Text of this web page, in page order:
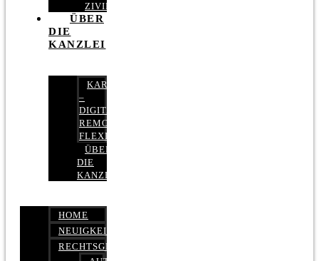
ZIVILRECHT
ÜBER
DIE
KANZLEI
KARRIERE
–
DIGITAL,
REMOTE,
FLEXIBEL
ÜBER
DIE
KANZLEI
HOME
NEUIGKEITEN
RECHTSGEBIETE